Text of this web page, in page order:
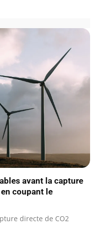
avant la capture
coupant le
directe de CO2